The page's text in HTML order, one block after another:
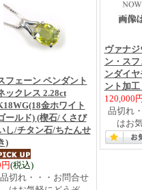
フェーン ペンダント
ックレス 2.28ct
金ホワイト
ールド) (楔石/くさび
し/チタン石/ちたんせ
)
(税込)
品切れ・・・お問合せ
ヴァナ
ン・ス
ンダイ
ント加
120,000円
品切れ
はお